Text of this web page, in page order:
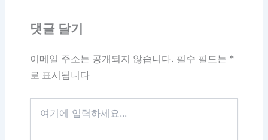
댓글 달기
이메일 주소는 공개되지 않습니다. 필수 필드는 *
로 표시됩니다